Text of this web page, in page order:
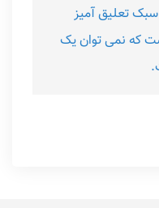
تعلیق آمیز
که نمی توان یک